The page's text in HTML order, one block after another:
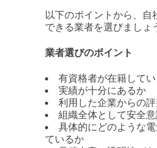
以下のポイントから、自
できる業者を選びましょ
業者選びのポイント
有資格者が在籍して
実績が十分にあるか
利用した企業からの
組織全体として安全
具体的にどのような
ているか